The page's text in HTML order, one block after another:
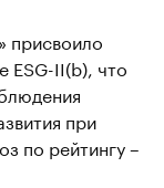
присвоило
ESG-II(b), что
при
по рейтингу –